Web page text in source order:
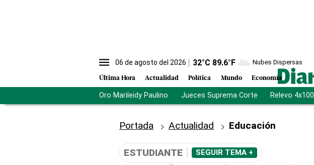
06 de agosto del 2026 32°C 89.6°F Nubes Dispersas
Última Hora Actualidad Política Mundo Economía
Oro Marileidy Paulino Jueces Suprema Corte Relevo 4x100
Portada Actualidad Educación
ESTUDIANTE SEGUIR TEMA +